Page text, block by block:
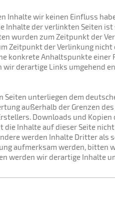
Inhalte wir keinen Einfluss
Inhalte der verlinkten Seiten
wurden zum Zeitpunkt der
Zeitpunkt der Verlinkung nicht
konkrete Anhaltspunkte einer
derartige Links umgehend
unterliegen dem
außerhalb der Grenzen
Downloads und Kopien
Inhalte auf dieser Seite
werden Inhalte Dritter als
aufmerksam werden, bitten
werden wir derartige Inhalte